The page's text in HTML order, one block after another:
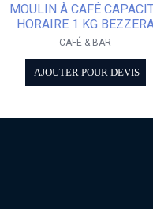
MOULIN À CAFÉ
HORAIRE 1 KG
CAFÉ & BAR
AJOUTER POUR DEVIS